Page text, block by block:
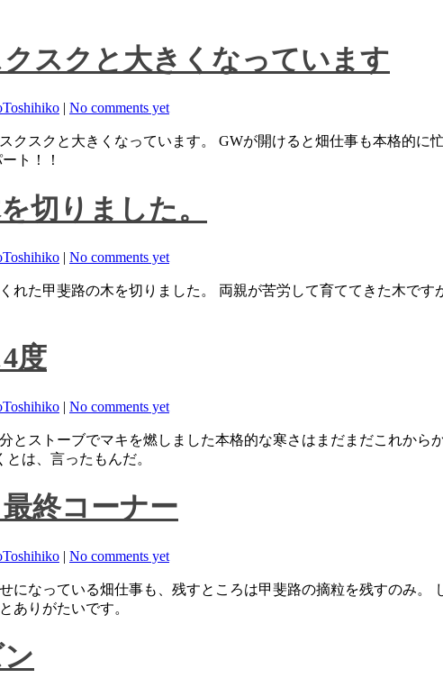
スクと大きくなっています
| No comments yet
クスクと大きくなっています。 GWが開けると畑仕事も本格的
ト！！
切りました。
| No comments yet
れた甲斐路の木を切りました。 両親が苦労して育ててきた木で
度
| No comments yet
とストーブでマキを燃しました本格的な寒さはまだまだこれか
は、言ったもんだ。
終コーナー
| No comments yet
になっている畑仕事も、残すところは甲斐路の摘粒を残すのみ
ありがたいです。